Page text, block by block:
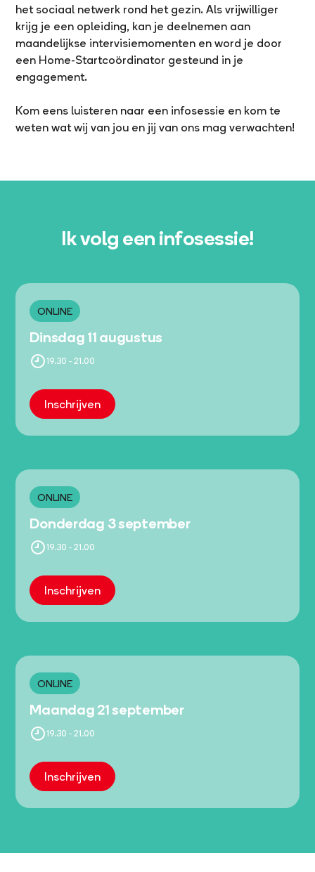
het sociaal netwerk rond het gezin. Als vrijwilliger
krijg je een opleiding, kan je deelnemen aan
maandelijkse intervisiemomenten en word je door
een Home-Startcoördinator gesteund in je
engagement.
Kom eens luisteren naar een infosessie en kom te
weten wat wij van jou en jij van ons mag verwachten!
Ik volg een infosessie!
ONLINE
Dinsdag 11 augustus
19.30 - 21.00
Inschrijven
ONLINE
Donderdag 3 september
19.30 - 21.00
Inschrijven
ONLINE
Maandag 21 september
19.30 - 21.00
Inschrijven